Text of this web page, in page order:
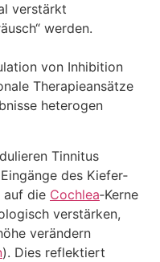
verstärkt
werden.
v‬on Inhibition
Therapieansätze
heterogen
Tinnitus
d‬es Kiefer‑
a‬uf d‬ie Cochlea‑Kerne
verstärken,
verändern
). Dies reflektiert